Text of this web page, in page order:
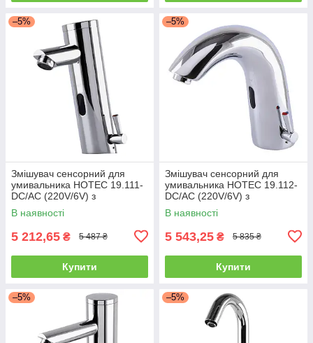
–5%
Змішувач сенсорний для
умивальника HOTEC 19.111-
DC/AC (220V/6V) з
трансформатором,латунний
Hot/Cold
В наявності
5 212,65 ₴ 5 487 ₴
Купити
–5%
Змішувач сенсорний для
умивальника HOTEC 19.112-
DC/AC (220V/6V) з
трансформатором,латунний
Hot/Cold
В наявності
5 543,25 ₴ 5 835 ₴
Купити
–5% –5%